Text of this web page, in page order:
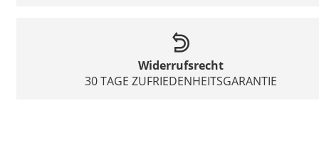
Widerrufsrecht
30 TAGE ZUFRIEDENHEITSGARANTIE